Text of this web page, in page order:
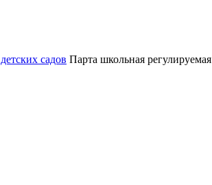
садов Парта школьная регулируемая